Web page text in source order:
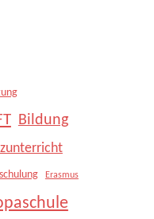
Bildung
Erasmus